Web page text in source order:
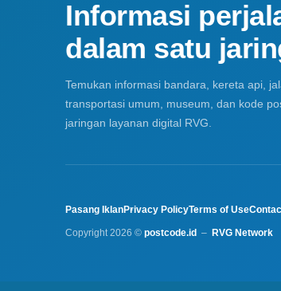
Informasi
dalam satu
Temukan informasi bandara, kereta api,
transportasi umum, museum, dan kode
jaringan layanan digital RVG.
Pasang IklanPrivacy PolicyTerms of Use
Copyright 2026 © postcode.id – RVG Network